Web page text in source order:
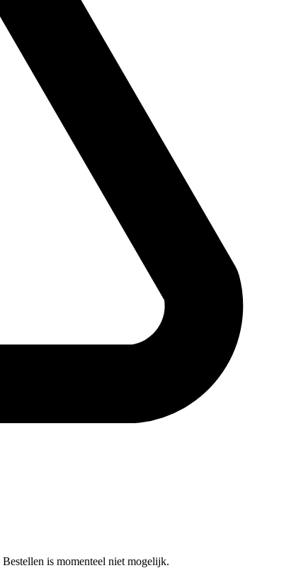
Bestellen is momenteel niet mogelijk.